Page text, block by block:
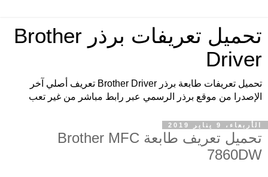
تحميل تعريفات برذر Brother
Driver
تحميل تعريفات طابعة برذر Brother Driver تعريف أصلي آخر
الإصدرا من موقع برذر الرسمي عبر رابط مباشر من غير تعب
الأربعاء، 9 يناير 2019
تحميل تعريف طابعة Brother MFC
7860DW